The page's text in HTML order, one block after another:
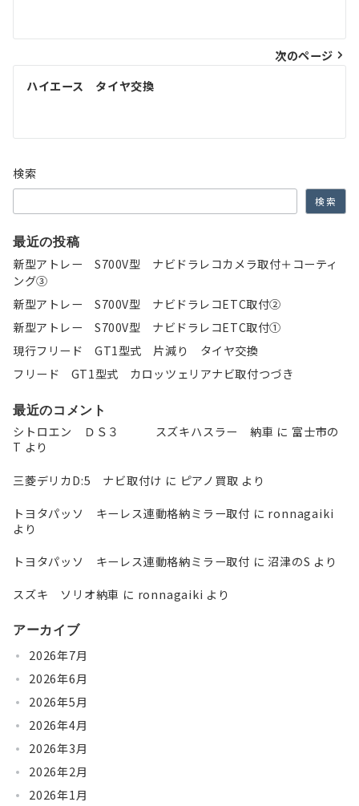
ナ
ビ
ゲ
シ
ョ
ン
次のページ
ハイエース タイヤ交換
検索
検索
最近の投稿
新型アトレー S700V型 ナビドラレコカメラ取付＋コーティ
ング③
新型アトレー S700V型 ナビドラレコETC取付②
新型アトレー S700V型 ナビドラレコETC取付①
現行フリード GT1型式 片減り タイヤ交換
フリード GT1型式 カロッツェリアナビ取付つづき
最近のコメント
シトロエン ＤＳ３ スズキハスラー 納車 に 富士市の
T より
三菱デリカD:5 ナビ取付け に ピアノ買取 より
トヨタパッソ キーレス連動格納ミラー取付 に ronnagaiki
より
トヨタパッソ キーレス連動格納ミラー取付 に沼津のS より
スズキ ソリオ納車 に ronnagaiki より
アーカイブ
2026年7月
2026年6月
2026年5月
2026年4月
2026年3月
2026年2月
2026年1月